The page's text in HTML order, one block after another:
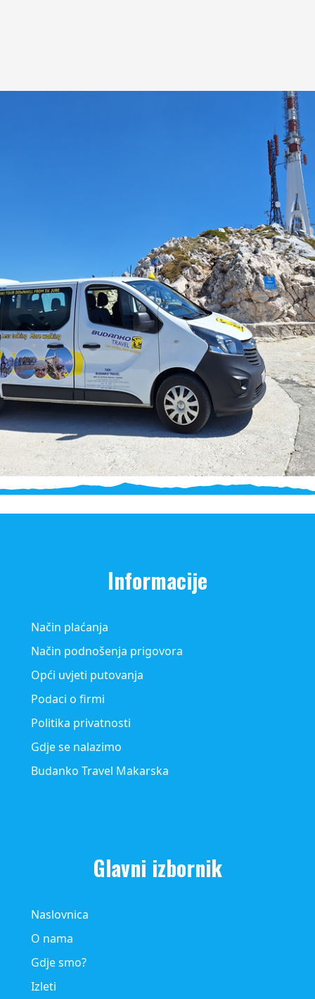
Informacije
Način plaćanja
Način podnošenja prigovora
Opći uvjeti putovanja
Podaci o firmi
Politika privatnosti
Gdje se nalazimo
Budanko Travel Makarska
Glavni izbornik
Naslovnica
O nama
Gdje smo?
Izleti